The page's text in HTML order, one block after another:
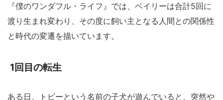
『僕のワンダフル・ライフ』では、ベイリーは合計5回に
渡り生まれ変わり、その度に飼い主となる人間との関係性
と時代の変遷を描いています。
1回目の転生
ある日、トビーという名前の子犬が遊んでいると、突然や